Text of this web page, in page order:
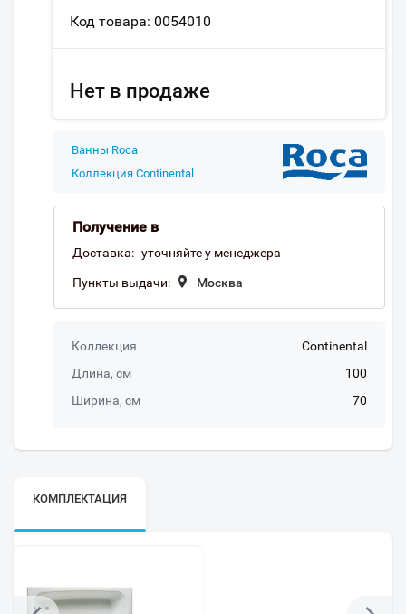
Код товара: 0054010
Нет в продаже
Ванны Roca
Коллекция Continental
Получение в
Доставка: уточняйте у менеджера
Пункты выдачи: Москва
Коллекция
Continental
Длина, см
100
Ширина, см
70
КОМПЛЕКТАЦИЯ